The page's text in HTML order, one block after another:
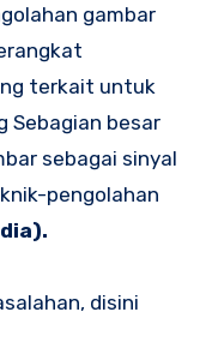
gambar
terkait untuk
Sebagian besar
sebagai sinyal
pengolahan
disini